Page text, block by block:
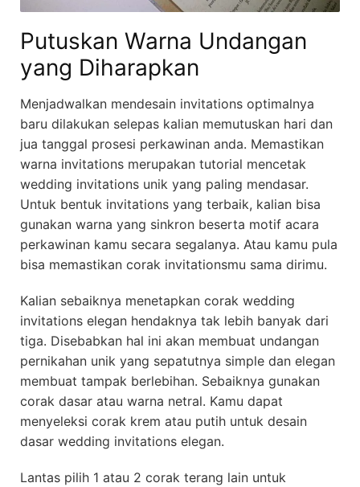
Putuskan Warna Undangan
yang Diharapkan
Menjadwalkan mendesain invitations optimalnya
baru dilakukan selepas kalian memutuskan hari dan
jua tanggal prosesi perkawinan anda. Memastikan
warna invitations merupakan tutorial mencetak
wedding invitations unik yang paling mendasar.
Untuk bentuk invitations yang terbaik, kalian bisa
gunakan warna yang sinkron beserta motif acara
perkawinan kamu secara segalanya. Atau kamu pula
bisa memastikan corak invitationsmu sama dirimu.
Kalian sebaiknya menetapkan corak wedding
invitations elegan hendaknya tak lebih banyak dari
tiga. Disebabkan hal ini akan membuat undangan
pernikahan unik yang sepatutnya simple dan elegan
membuat tampak berlebihan. Sebaiknya gunakan
corak dasar atau warna netral. Kamu dapat
menyeleksi corak krem atau putih untuk desain
dasar wedding invitations elegan.
Lantas pilih 1 atau 2 corak terang lain untuk